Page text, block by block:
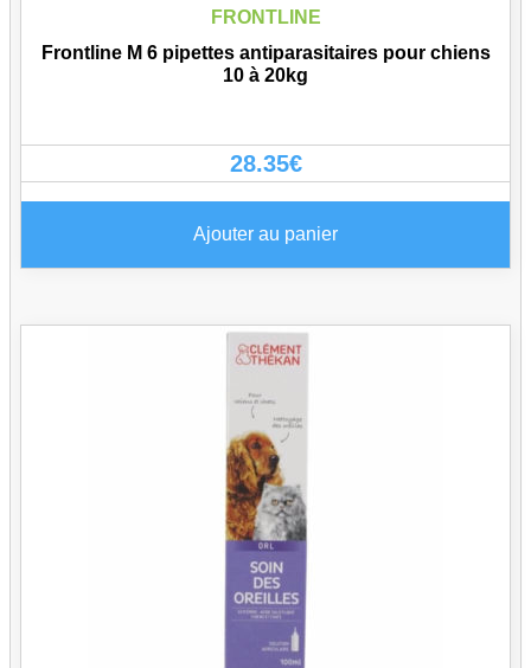
FRONTLINE
Frontline M 6 pipettes antiparasitaires pour chiens
10 à 20kg
28.35€
Ajouter au panier